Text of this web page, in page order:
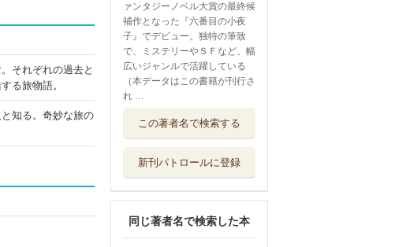
それぞれの過去と
る旅物語。
知る。奇妙な旅の
ァンタジーノベル大賞の最終候
補作となった『六番目の小夜
子』でデビュー。独特の筆致
で、ミステリーやＳＦなど、幅
広いジャンルで活躍している
（本データはこの書籍が刊行さ
れ …
この著者名で検索する
新刊パトロールに登録
同じ著者名で検索した本
新潮社
傾斜のマリア
鈍色幻視行 上
集英社